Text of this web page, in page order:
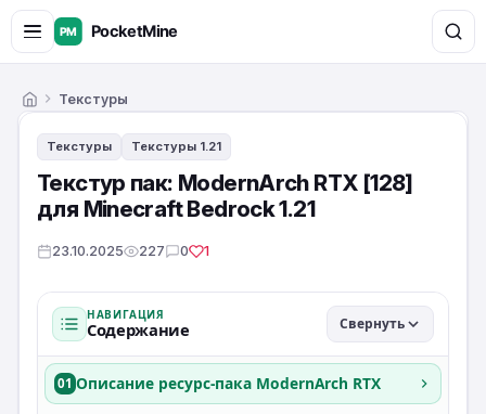
ГлавнаяТекстуры
Текстуры Текстуры 1.21
Текстур пак: ModernArch RTX [128]
для Minecraft Bedrock 1.21
23.10.2025 227 0 1
НАВИГАЦИЯ
Содержание Свернуть
01 Описание ресурс-пака ModernArch RTX